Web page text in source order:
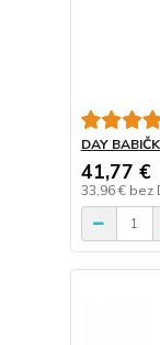
DAY
41,77 €
33,96 € bez